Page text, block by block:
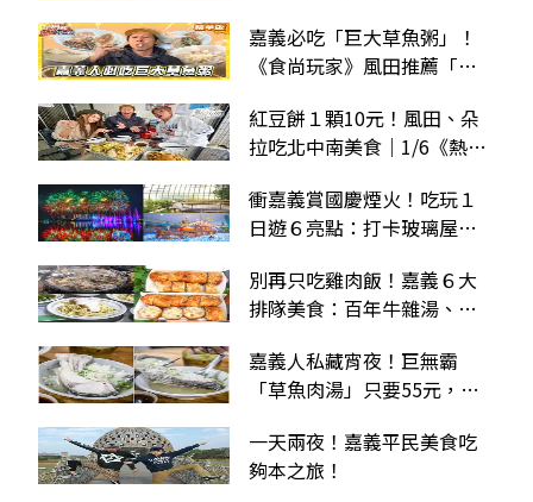
嘉義必吃「巨大草魚粥」！
《食尚玩家》風田推薦「正
紅豆餅１顆10元！風田、朵
拉吃北中南美食｜1/6《熱血
衝嘉義賞國慶煙火！吃玩１
日遊６亮點：打卡玻璃屋昆
別再只吃雞肉飯！嘉義６大
排隊美食：百年牛雜湯、
嘉義人私藏宵夜！巨無霸
「草魚肉湯」只要55元，加
一天兩夜！嘉義平民美食吃
夠本之旅！